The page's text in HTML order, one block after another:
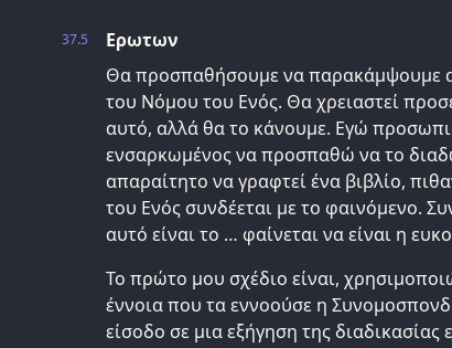
37.5
Ερωτων
Θα προσπαθήσουμε να παρακάμψουμε
του Νόμου του Ενός. Θα χρειαστεί
αυτό, αλλά θα το κάνουμε. Εγώ
ενσαρκωμένος να προσπαθώ να το
απαραίτητο να γραφτεί ένα βιβλίο,
του Ενός συνδέεται με το φαινόμενο.
αυτό είναι το … φαίνεται να είναι η
Το πρώτο μου σχέδιο είναι,
έννοια που τα εννοούσε η
είσοδο σε μια εξήγηση της διαδικασίας